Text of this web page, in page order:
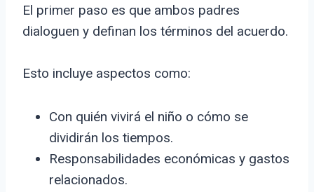
El primer paso es que ambos padres
dialoguen y definan los términos del acuerdo.
Esto incluye aspectos como:
Con quién vivirá el niño o cómo se
dividirán los tiempos.
Responsabilidades económicas y gastos
relacionados.